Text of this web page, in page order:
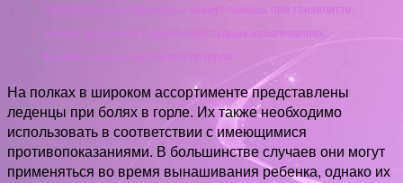
Перечисленные препараты окажут помощь при тонзилитте,
ангине, фарингите и других простудных заболеваниях,
воздействующих на слизистую горла.
На полках в широком ассортименте представлены
леденцы при болях в горле. Их также необходимо
использовать в соответствии с имеющимися
противопоказаниями. В большинстве случаев они могут
применяться во время вынашивания ребенка, однако их